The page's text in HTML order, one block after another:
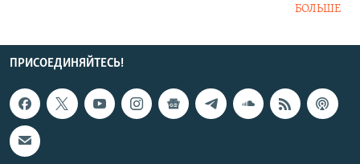
БОЛЬШЕ
ПРИСОЕДИНЯЙТЕСЬ!